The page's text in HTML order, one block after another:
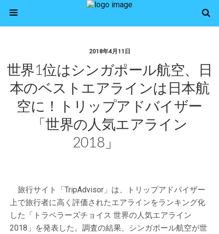
2018年4月11日
世界1位はシンガポール航空、日
本のベストエアラインは日本航
空に！トリップアドバイザー
「世界の人気エアライン
2018」
旅行サイト「TripAdvisor」は、トリップアドバイザー
上で旅行者に高く評価されたエアラインをランキング化
した「トラベラーズチョイス 世界の人気エアライン
2018」を発表した。調査の結果、シンガポール航空が世